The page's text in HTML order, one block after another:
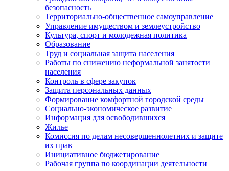
безопасность
Территориально-общественное самоуправление
Управление имуществом и землеустройство
Культура, спорт и молодежная политика
Образование
Труд и социальная защита населения
Работы по снижению неформальной занятости
населения
Контроль в сфере закупок
Защита персональных данных
Формирование комфортной городской среды
Социально-экономическое развитие
Информация для освободившихся
Жилье
Комиссия по делам несовершеннолетних и защите
их прав
Инициативное бюджетирование
Рабочая группа по координации деятельности